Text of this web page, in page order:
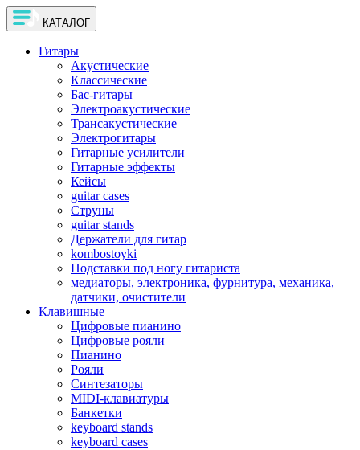
КАТАЛОГ
Гитары
Акустические
Классические
Бас-гитары
Электроакустические
Трансакустические
Электрогитары
Гитарные усилители
Гитарные эффекты
Кейсы
guitar cases
Струны
guitar stands
Держатели для гитар
kombostoyki
Подставки под ногу гитариста
медиаторы, электроника, фурнитура, механика,
датчики, очистители
Клавишные
Цифровые пианино
Цифровые рояли
Пианино
Рояли
Синтезаторы
MIDI-клавиатуры
Банкетки
keyboard stands
keyboard cases